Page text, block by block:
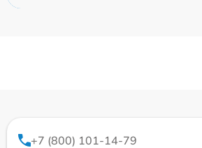
+7 (800) 101-14-79